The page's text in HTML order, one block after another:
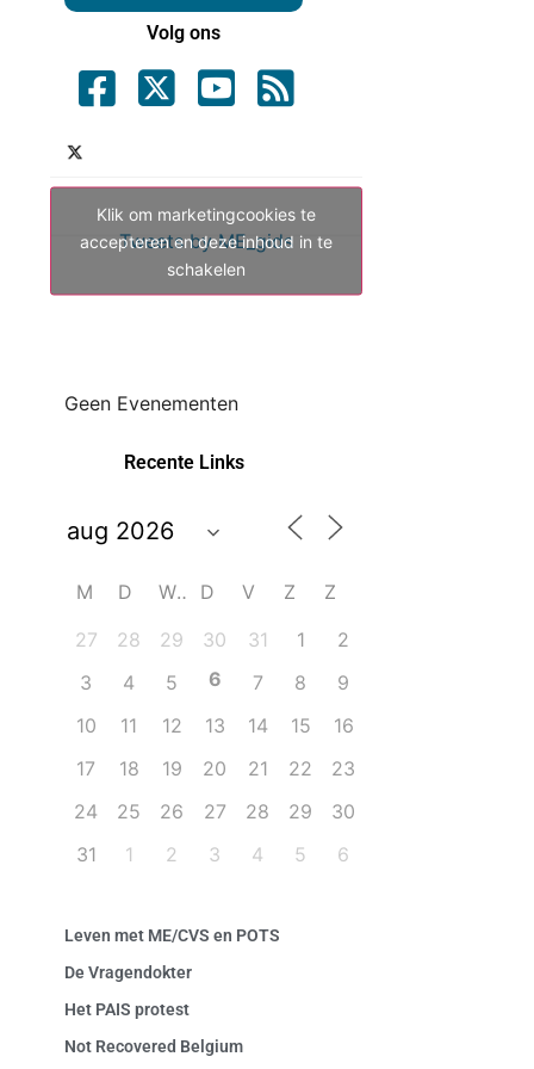
Volg ons
Tweets by ME_gids
Klik om marketingcookies te
accepteren en deze inhoud in te
schakelen
Geen Evenementen
Recente Links
M D W D V Z
Z
27
28 29 30 31 1
2
3
4 5 6 7 8
9
10
11 12 13 14 15
16
17
18 19 20 21 22
23
24
25 26 27 28 29
30
31
1 2 3 4 5 6
Leven met ME/CVS en POTS
De Vragendokter
Het PAIS protest
Not Recovered Belgium